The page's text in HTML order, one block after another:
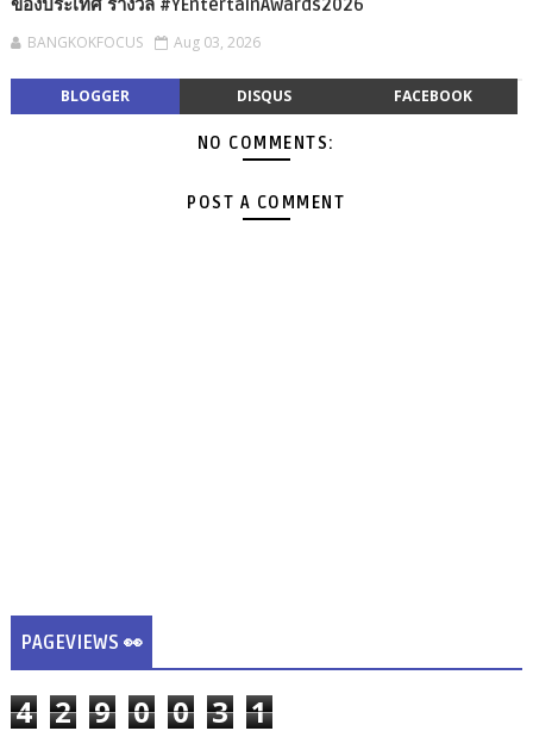
ของประเทศ รางวัล #YEntertainAwards2026
BANGKOKFOCUS Aug 03, 2026
BLOGGER DISQUS FACEBOOK
NO COMMENTS:
POST A COMMENT
PAGEVIEWS 👀
4 2 9 0 0 3 1